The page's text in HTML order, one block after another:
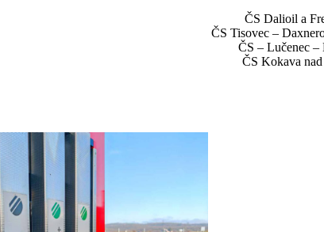
ČS Dalioil a
ČS Tisovec –
ČS – Lučenec –
ČS Kokava